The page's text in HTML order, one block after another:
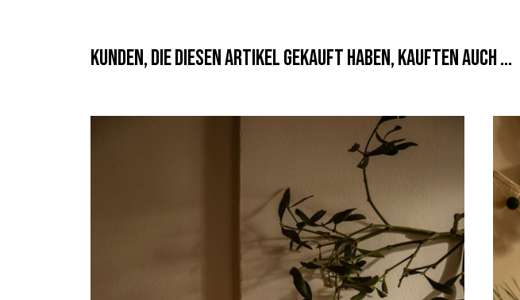
Kunden, die diesen Artikel gekauft haben, kauften auch ...